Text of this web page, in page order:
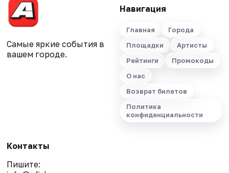
Самые яркие события в
вашем городе.
Навигация
Главная
Города
Площадки
Артисты
Рейтинги
Промокоды
О нас
Возврат билетов
Политика
конфиденциальности
Контакты
Пишите: